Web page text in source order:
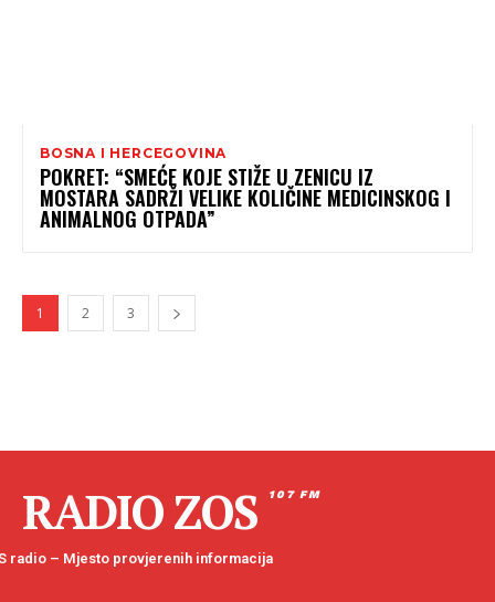
BOSNA I HERCEGOVINA
POKRET: “SMEĆE KOJE STIŽE U ZENICU IZ
MOSTARA SADRŽI VELIKE KOLIČINE MEDICINSKOG I
ANIMALNOG OTPADA”
1 2 3
RADIO ZOS 107 FM
radio – Mjesto provjerenih informacija